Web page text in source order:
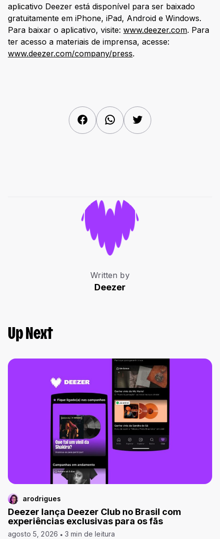
aplicativo Deezer está disponível para ser baixado
gratuitamente em iPhone, iPad, Android e Windows.
Para baixar o aplicativo, visite: www.deezer.com. Para
ter acesso a materiais de imprensa, acesse:
www.deezer.com/company/press.
FacebookWhatsAppTwitter
Written by
Deezer
Up Next
arodrigues
Deezer lança Deezer Club no Brasil com
experiências exclusivas para os fãs
agosto 5, 2026 3 min de leitura